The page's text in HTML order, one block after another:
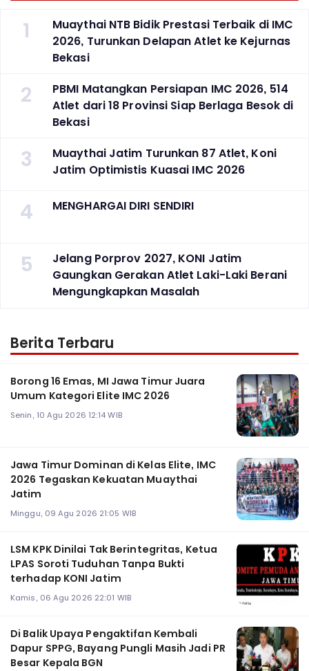
1
Muaythai NTB Bidik Prestasi Terbaik di IMC
2026, Turunkan Delapan Atlet ke Kejurnas
Bekasi
2
PBMI Matangkan Persiapan IMC 2026, 514
Atlet dari 18 Provinsi Siap Berlaga Besok di
Bekasi
3
Muaythai Jatim Turunkan 87 Atlet, Koni
Jatim Optimistis Kuasai IMC 2026
4 MENGHARGAI DIRI SENDIRI
5
Jelang Porprov 2027, KONI Jatim
Gaungkan Gerakan Atlet Laki-Laki Berani
Mengungkapkan Masalah
Berita Terbaru
Borong 16 Emas, MI Jawa Timur Juara
Umum Kategori Elite IMC 2026
Senin, 10 Agu 2026 12:14 WIB
Jawa Timur Dominan di Kelas Elite, IMC
2026 Tegaskan Kekuatan Muaythai
Jatim
Minggu, 09 Agu 2026 21:05 WIB
LSM KPK Dinilai Tak Berintegritas, Ketua
LPAS Soroti Tuduhan Tanpa Bukti
terhadap KONI Jatim
Kamis, 06 Agu 2026 22:01 WIB
Di Balik Upaya Pengaktifan Kembali
Dapur SPPG, Bayang Pungli Masih Jadi PR
Besar Kepala BGN